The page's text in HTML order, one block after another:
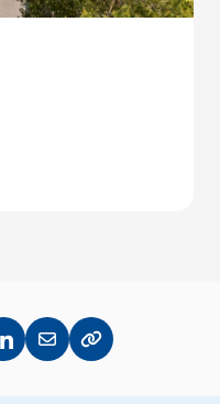
Jaa LinkedInissä
Jaa sähköpostitse
Kopioi linkki